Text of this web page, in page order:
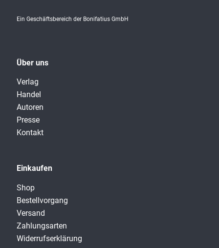
Ein Geschäftsbereich der Bonifatius GmbH
Über uns
Verlag
Handel
Autoren
Presse
Kontakt
Einkaufen
Shop
Bestellvorgang
Versand
Zahlungsarten
Widerrufserklärung